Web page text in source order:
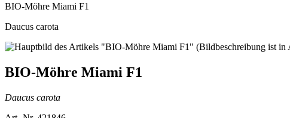
BIO-Möhre Miami F1
Daucus carota
BIO-Möhre Miami F1
Daucus carota